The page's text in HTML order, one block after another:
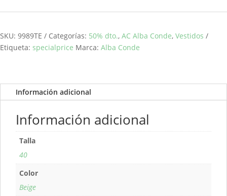
SKU: 9989TE Categorías: 50% dto., AC Alba Conde, Vestidos
Etiqueta: specialprice Marca: Alba Conde
Información adicional
Información adicional
Talla
40
Color
Beige